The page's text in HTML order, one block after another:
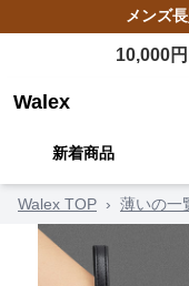
メンズ
10,000
Walex
新着商品
Walex TOP › 薄いの一